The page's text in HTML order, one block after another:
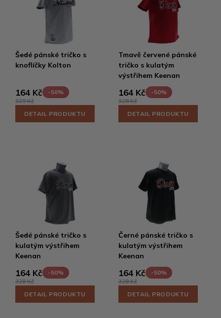
Šedé pánské tričko s
knoflíčky Kolton
164 Kč
-50%
329 Kč
DETAIL PRODUKTU
Tmavě červené pánské
tričko s kulatým
výstřihem Keenan
164 Kč
-50%
328 Kč
DETAIL PRODUKTU
Šedé pánské tričko s
kulatým výstřihem
Keenan
164 Kč
-50%
328 Kč
DETAIL PRODUKTU
Černé pánské tričko s
kulatým výstřihem
Keenan
164 Kč
-50%
328 Kč
DETAIL PRODUKTU